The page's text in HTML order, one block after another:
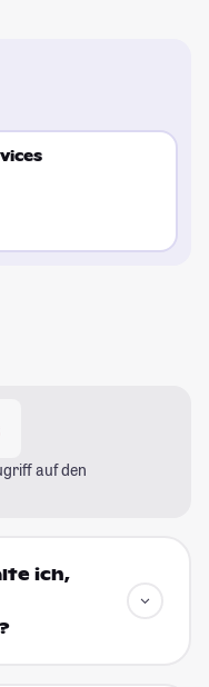
auf den
ich,